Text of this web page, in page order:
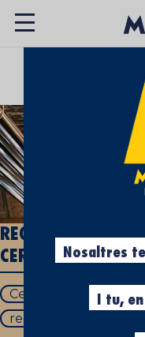
REGALS AMB
CERVESA MÉS
Cervesa regals
regals de cervesa
Nosaltres
I tu,